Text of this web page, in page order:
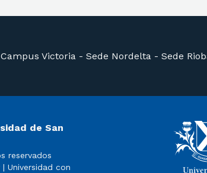
Campus Victoria - Sede Nordelta - Sede
de San
reservados
Universidad con